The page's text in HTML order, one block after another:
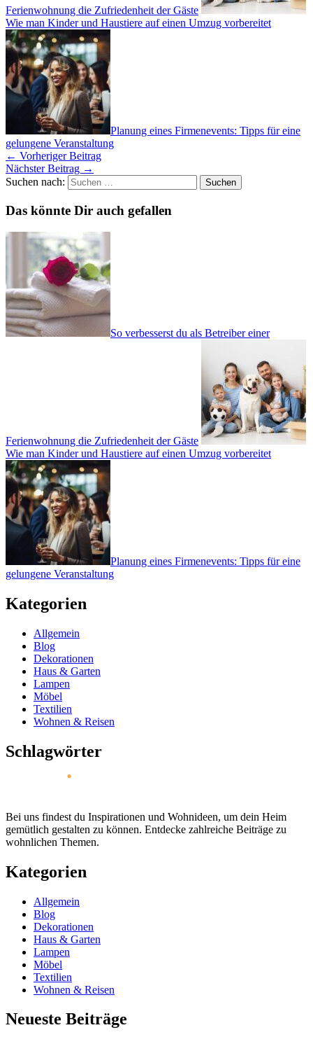
Ferienwohnung die Zufriedenheit der Gäste
Wie man Kinder und Haustiere auf einen Umzug vorbereitet
Planung eines Firmenevents: Tipps für eine
gelungene Veranstaltung
← Vorheriger Beitrag
Nächster Beitrag →
Suchen nach:
Das könnte Dir auch gefallen
So verbesserst du als Betreiber einer
Ferienwohnung die Zufriedenheit der Gäste
Wie man Kinder und Haustiere auf einen Umzug vorbereitet
Planung eines Firmenevents: Tipps für eine
gelungene Veranstaltung
Kategorien
Allgemein
Blog
Dekorationen
Haus & Garten
Lampen
Möbel
Textilien
Wohnen & Reisen
Schlagwörter
Bei uns findest du Inspirationen und Wohnideen, um dein Heim
gemütlich gestalten zu können. Entdecke zahlreiche Beiträge zu
wohnlichen Themen.
Kategorien
Allgemein
Blog
Dekorationen
Haus & Garten
Lampen
Möbel
Textilien
Wohnen & Reisen
Neueste Beiträge